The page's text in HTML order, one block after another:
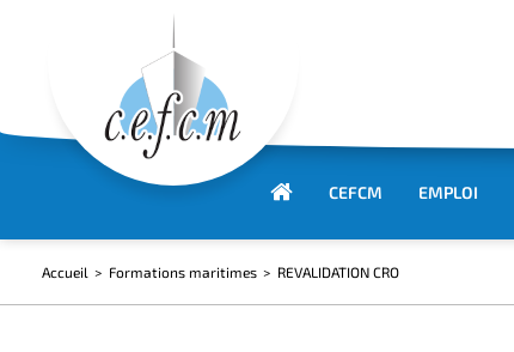
CEFCM EMPLOI
Accueil Formations maritimes REVALIDATION CRO